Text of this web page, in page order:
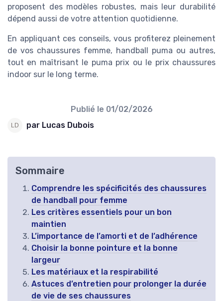
proposent des modèles robustes, mais leur durabilité
dépend aussi de votre attention quotidienne.
En appliquant ces conseils, vous profiterez pleinement
de vos chaussures femme, handball puma ou autres,
tout en maîtrisant le puma prix ou le prix chaussures
indoor sur le long terme.
Publié le 01/02/2026
par Lucas Dubois
Sommaire
Comprendre les spécificités des chaussures
de handball pour femme
Les critères essentiels pour un bon
maintien
L’importance de l’amorti et de l’adhérence
Choisir la bonne pointure et la bonne
largeur
Les matériaux et la respirabilité
Astuces d’entretien pour prolonger la durée
de vie de ses chaussures